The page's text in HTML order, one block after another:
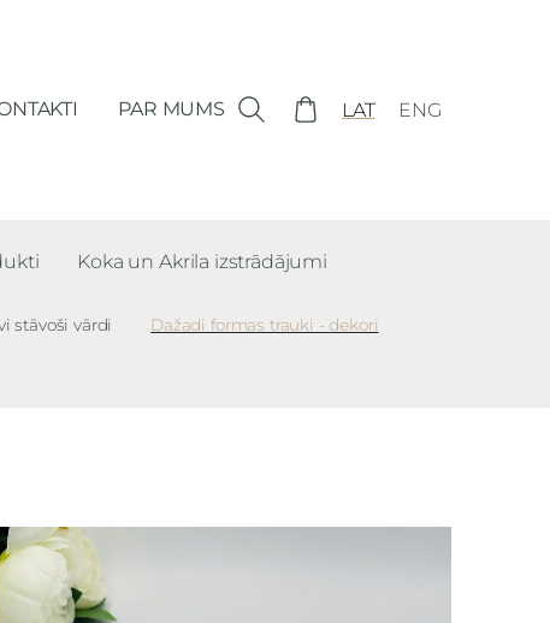
PAR MUMS LAT ENG
Koka un Akrila izstrādājumi
stāvoši vārdi Dažadi formas trauki - dekori